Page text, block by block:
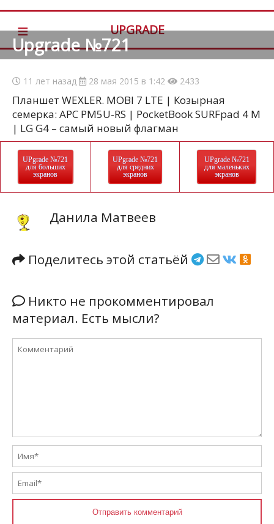
≡ UPGRADE
Upgrade №721
11 лет назад 28 мая 2015 в 1:42 2433
Планшет WEXLER. MOBI 7 LTE | Козырная
семерка: APC PM5U-RS | PocketBook SURFpad 4 M
| LG G4 – самый новый флагман
UPgrade №721
для больших
экранов
UPgrade №721
для средних
экранов
UPgrade №721
для маленьких
экранов
Данила Матвеев
Поделитесь этой статьёй
Никто не прокомментировал
материал. Есть мысли?